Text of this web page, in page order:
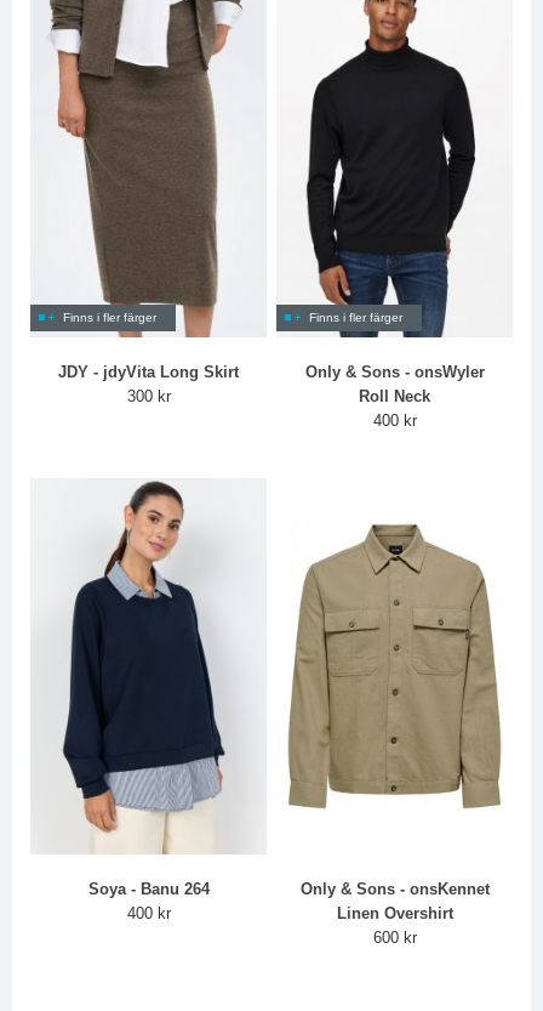
Finns i fler färger
JDY - jdyVita Long Skirt
300 kr
Finns i fler färger
Only & Sons - onsWyler
Roll Neck
400 kr
Soya - Banu 264
400 kr
Only & Sons - onsKennet
Linen Overshirt
600 kr